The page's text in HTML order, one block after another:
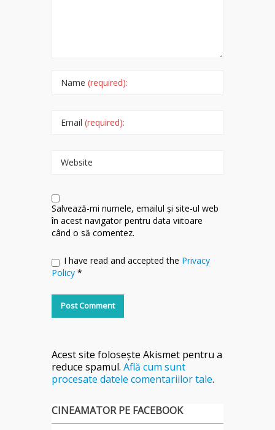
Name (required):
Email (required):
Website
Salvează-mi numele, emailul și site-ul web
în acest navigator pentru data viitoare
când o să comentez.
I have read and accepted the Privacy
Policy *
Acest site folosește Akismet pentru a
reduce spamul. Află cum sunt
procesate datele comentariilor tale.
CINEAMATOR PE FACEBOOK